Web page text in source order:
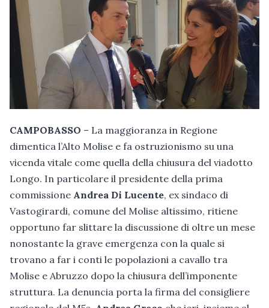
CAMPOBASSO – La maggioranza in Regione
dimentica l’Alto Molise e fa ostruzionismo su una
vicenda vitale come quella della chiusura del viadotto
Longo. In particolare il presidente della prima
commissione Andrea Di Lucente, ex sindaco di
Vastogirardi, comune del Molise altissimo, ritiene
opportuno far slittare la discussione di oltre un mese
nonostante la grave emergenza con la quale si
trovano a far i conti le popolazioni a cavallo tra
Molise e Abruzzo dopo la chiusura dell’imponente
struttura. La denuncia porta la firma del consigliere